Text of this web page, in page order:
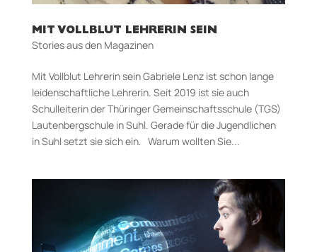
MIT VOLLBLUT LEHRERIN SEIN
Stories aus den Magazinen
Mit Vollblut Lehrerin sein Gabriele Lenz ist schon lange
leidenschaftliche Lehrerin. Seit 2019 ist sie auch
Schulleiterin der Thüringer Gemeinschaftsschule (TGS)
Lautenbergschule in Suhl. Gerade für die Jugendlichen
in Suhl setzt sie sich ein. Warum wollten Sie...